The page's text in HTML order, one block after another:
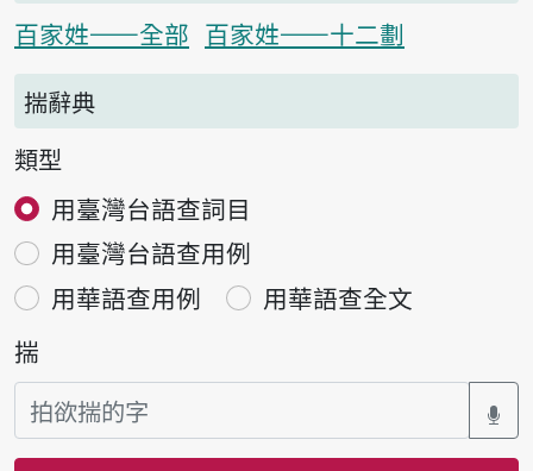
百家姓——全部 百家姓——十二劃
揣辭典
類型
用臺灣台語查詞目
用臺灣台語查用例
用華語查用例
用華語查全文
揣